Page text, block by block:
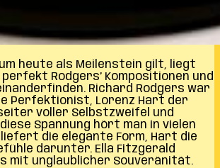
heute als Meilenstein gilt, liegt
Rodgers’ Kompositionen und
Richard Rodgers war
Perfektionist, Lorenz Hart der
voller Selbstzweifel und
diese Spannung hört man in vielen
liefert die elegante Form, Hart die
darunter. Ella Fitzgerald
mit unglaublicher Souveränität.